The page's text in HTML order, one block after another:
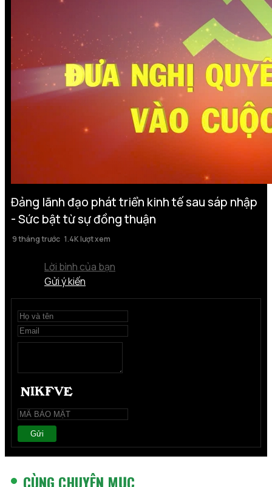
Đảng lãnh đạo phát triển kinh tế sau sáp nhập
- Sức bật từ sự đồng thuận
9 tháng trước 1.4K lượt xem
Lời bình của bạn
Gửi ý kiến
Gửi
CÙNG CHUYÊN MỤC